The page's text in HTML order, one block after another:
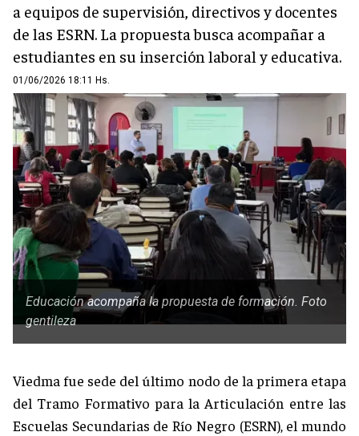
a equipos de supervisión, directivos y docentes
de las ESRN. La propuesta busca acompañar a
estudiantes en su inserción laboral y educativa.
01/06/2026 18:11 Hs.
Educación acompaña la propuesta de formación. Foto
gentileza
Viedma fue sede del último nodo de la primera etapa
del Tramo Formativo para la Articulación entre las
Escuelas Secundarias de Río Negro (ESRN), el mundo